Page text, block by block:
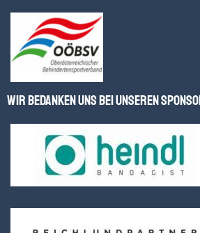
Wir bedanken uns bei unseren